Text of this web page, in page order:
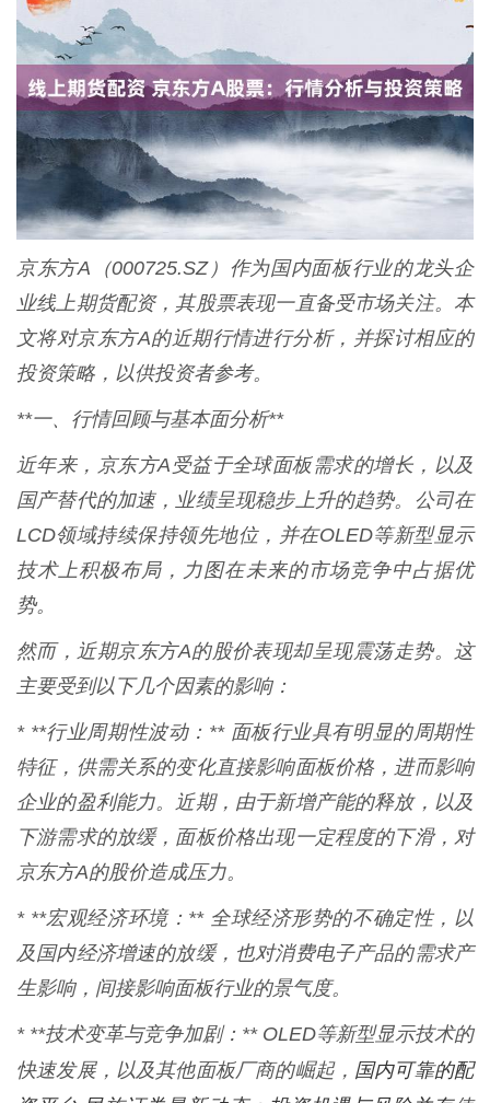
京东方A（000725.SZ）作为国内面板行业的龙头企
业线上期货配资，其股票表现一直备受市场关注。本
文将对京东方A的近期行情进行分析，并探讨相应的
投资策略，以供投资者参考。
**一、行情回顾与基本面分析**
近年来，京东方A受益于全球面板需求的增长，以及
国产替代的加速，业绩呈现稳步上升的趋势。公司在
LCD领域持续保持领先地位，并在OLED等新型显示
技术上积极布局，力图在未来的市场竞争中占据优
势。
然而，近期京东方A的股价表现却呈现震荡走势。这
主要受到以下几个因素的影响：
* **行业周期性波动：** 面板行业具有明显的周期性
特征，供需关系的变化直接影响面板价格，进而影响
企业的盈利能力。近期，由于新增产能的释放，以及
下游需求的放缓，面板价格出现一定程度的下滑，对
京东方A的股价造成压力。
* **宏观经济环境：** 全球经济形势的不确定性，以
及国内经济增速的放缓，也对消费电子产品的需求产
生影响，间接影响面板行业的景气度。
* **技术变革与竞争加剧：** OLED等新型显示技术的
快速发展，以及其他面板厂商的崛起， 国内可靠的配